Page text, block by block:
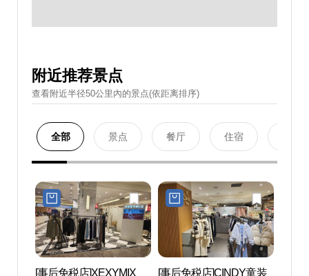
附近推荐景点
查看附近半径50公里內的景点(依距离排序)
全部 景点 餐厅 住宿
[事后免税店]XEXYMIX
[事后免税店]CINDY童装